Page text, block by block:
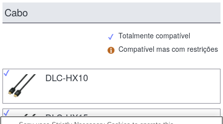
Cabo
Totalmente compatível
Compatível mas com restrições
DLC-HX10
DLC-HX15